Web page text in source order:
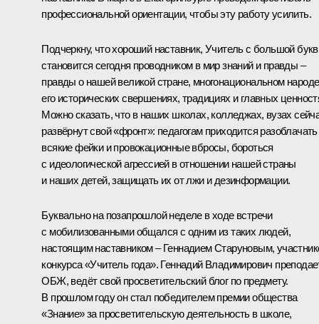
профессиональной ориентации, чтобы эту работу усилить.
Подчеркну, что хороший наставник, Учитель с большой
становится сегодня проводником в мир знаний и правды ‒
правды о нашей великой стране, многонациональном
его исторических свершениях, традициях и главных
Можно сказать, что в наших школах, колледжах, вузах
развёрнут свой «фронт»: педагогам приходится разоблачать
всякие фейки и провокационные вбросы, бороться
с идеологической агрессией в отношении нашей страны
и наших детей, защищать их от лжи и дезинформации.
Буквально на позапрошлой неделе в ходе встречи
с мобилизованными общался с одним из таких людей,
настоящим наставником – Геннадием Старуновым,
конкурса «Учитель года». Геннадий Владимирович
ОБЖ, ведёт свой просветительский блог по предмету.
В прошлом году он стал победителем премии общества
«Знание» за просветительскую деятельность в школе,